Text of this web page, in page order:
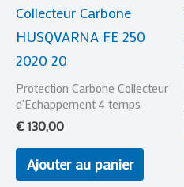
Collecteur Carbone
HUSQVARNA FE 250
2020 20
Protection Carbone Collecteur
d'Echappement 4 temps
€130,00
Ajouter au panier